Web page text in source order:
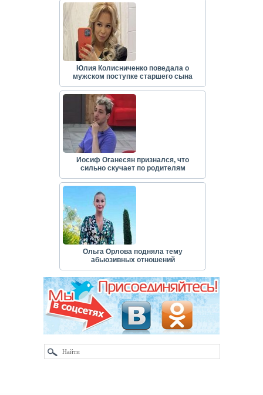
Юлия Колисниченко поведала о
мужском поступке старшего сына
Иосиф Оганесян признался, что
сильно скучает по родителям
Ольга Орлова подняла тему
абьюзивных отношений